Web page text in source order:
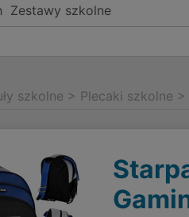
Zestawy szkolne
szkolne > Plecaki szkolne >